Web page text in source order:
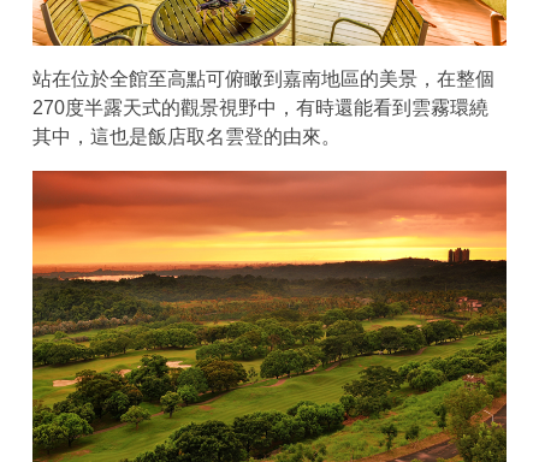
站在位於全館至高點可俯瞰到嘉南地區的美景，在整個
270度半露天式的觀景視野中，有時還能看到雲霧環繞
其中，這也是飯店取名雲登的由來。